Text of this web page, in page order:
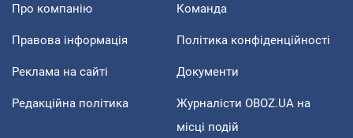
Про компанію Команда
Правова інформація Політика конфіденційності
Реклама на сайті Документи
Редакційна політика
Журналісти OBOZ.UA на
місці подій